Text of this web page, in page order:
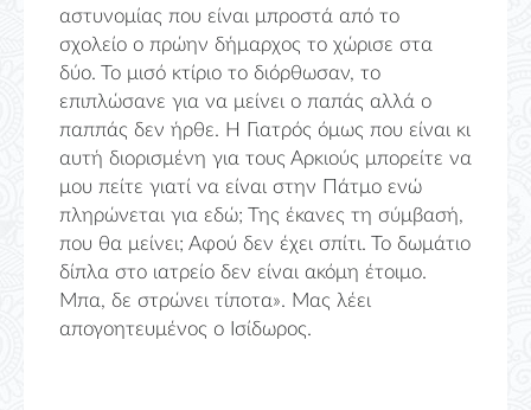
αστυνομίας που είναι μπροστά από το
σχολείο ο πρώην δήμαρχος το χώρισε στα
δύο. Το μισό κτίριο το διόρθωσαν, το
επιπλώσανε για να μείνει ο παπάς αλλά ο
παππάς δεν ήρθε. Η Γιατρός όμως που είναι κι
αυτή διορισμένη για τους Αρκιούς μπορείτε να
μου πείτε γιατί να είναι στην Πάτμο ενώ
πληρώνεται για εδώ; Της έκανες τη σύμβασή,
που θα μείνει; Αφού δεν έχει σπίτι. Το δωμάτιο
δίπλα στο ιατρείο δεν είναι ακόμη έτοιμο.
Μπα, δε στρώνει τίποτα». Μας λέει
απογοητευμένος ο Ισίδωρος.